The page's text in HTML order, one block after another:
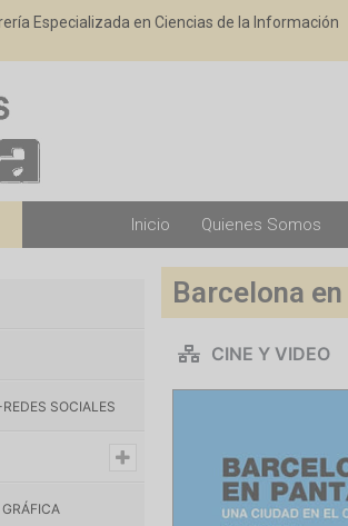
Especializada en Ciencias de la Información
Inicio Quienes Somos
SOCIALES
Barcelona
CINE Y VIDEO